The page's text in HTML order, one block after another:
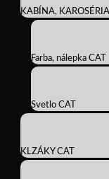
KABÍNA, KAROSÉRIA
Farba, nálepka CAT
Svetlo CAT
KLZÁKY CAT